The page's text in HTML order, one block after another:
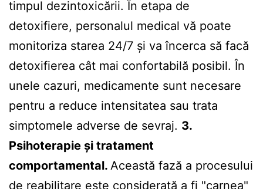
timpul dezintoxicării. În etapa de
detoxifiere, personalul medical vă poate
monitoriza starea 24/7 și va încerca să facă
detoxifierea cât mai confortabilă posibil. În
unele cazuri, medicamente sunt necesare
pentru a reduce intensitatea sau trata
simptomele adverse de sevraj. 3.
Psihoterapie și tratament
comportamental. Această fază a procesului
de reabilitare este considerată a fi "carnea"